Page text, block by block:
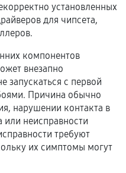
оформление
сроки и
отдельно и
установленных
для чипсета,
компонентов
внезапно
запускаться с первой
Причина обычно
нарушении контакта в
или неисправности
требуют
их симптомы могут